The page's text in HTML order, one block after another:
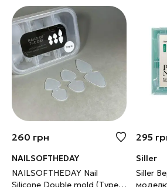
260 грн
NAILSOFTHEDAY
NAILSOFTHEDAY Nail
Silicone Double mold (Type
295
Siller
Siller